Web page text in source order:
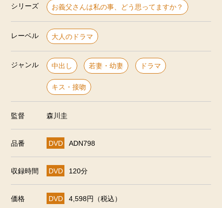
シリーズ お義父さんは私の事、どう思ってますか？
レーベル 大人のドラマ
ジャンル 中出し 若妻・幼妻 ドラマ
キス・接吻
監督 森川圭
品番 DVD ADN798
収録時間 DVD 120分
価格 DVD 4,598円（税込）